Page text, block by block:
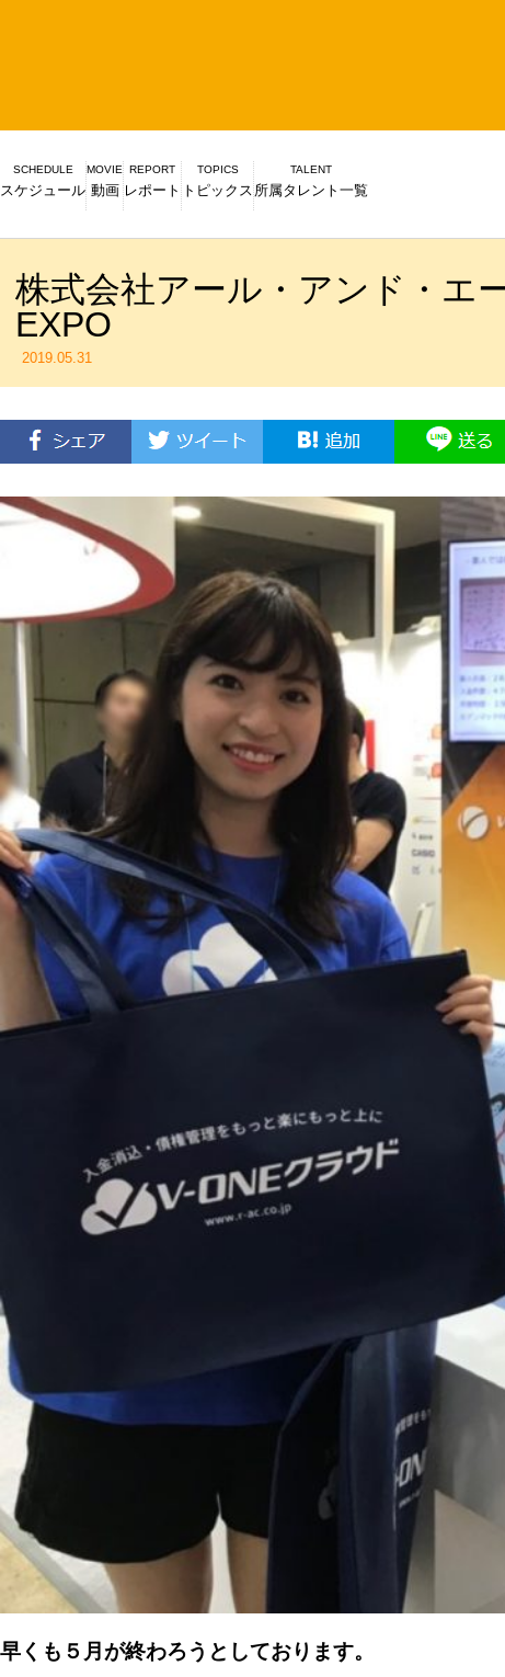
SCHEDULE
スケジュール
MOVIE
動画
REPORT
レポート
TOPICS
トピックス
TALENT
所属タレント一覧
株式会社アール・アンド・エ
EXPO
2019.05.31
早くも５月が終わろうとしております。